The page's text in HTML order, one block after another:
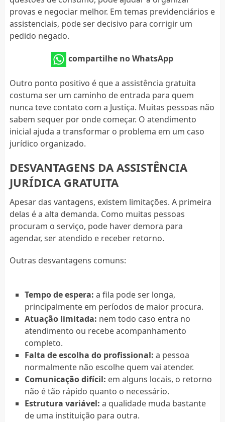
provas e negociar melhor. Em temas previdenciários e
assistenciais, pode ser decisivo para corrigir um
pedido negado.
compartilhe no WhatsApp
Outro ponto positivo é que a assistência gratuita
costuma ser um caminho de entrada para quem
nunca teve contato com a Justiça. Muitas pessoas não
sabem sequer por onde começar. O atendimento
inicial ajuda a transformar o problema em um caso
jurídico organizado.
DESVANTAGENS DA ASSISTÊNCIA
JURÍDICA GRATUITA
Apesar das vantagens, existem limitações. A primeira
delas é a alta demanda. Como muitas pessoas
procuram o serviço, pode haver demora para
agendar, ser atendido e receber retorno.
Outras desvantagens comuns:
Tempo de espera: a fila pode ser longa,
principalmente em períodos de maior procura.
Atuação limitada: nem todo caso entra no
atendimento ou recebe acompanhamento
completo.
Falta de escolha do profissional: a pessoa
normalmente não escolhe quem vai atender.
Comunicação difícil: em alguns locais, o retorno
não é tão rápido quanto o necessário.
Estrutura variável: a qualidade muda bastante
de uma instituição para outra.